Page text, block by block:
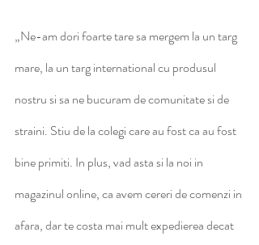
„Ne-am dori foarte tare sa mergem la un targ
mare, la un targ international cu produsul
nostru si sa ne bucuram de comunitate si de
straini. Stiu de la colegi care au fost ca au fost
bine primiti. In plus, vad asta si la noi in
magazinul online, ca avem cereri de comenzi in
afara, dar te costa mai mult expedierea decat